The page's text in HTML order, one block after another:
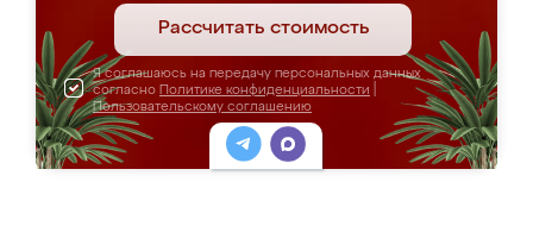
Рассчитать стоимость
Я соглашаюсь на передачу персональных данных
согласно Политике конфиденциальности
Пользовательскому соглашению